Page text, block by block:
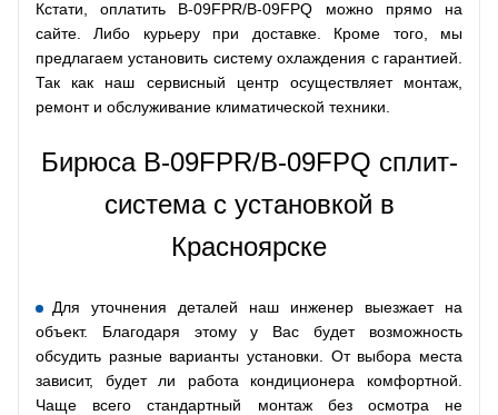
Кстати, оплатить B-09FPR/B-09FPQ можно прямо на
сайте. Либо курьеру при доставке. Кроме того, мы
предлагаем установить систему охлаждения с гарантией.
Так как наш сервисный центр осуществляет монтаж,
ремонт и обслуживание климатической техники.
Бирюса B-09FPR/B-09FPQ сплит-
система с установкой в
Красноярске
Для уточнения деталей наш инженер выезжает на
объект. Благодаря этому у Вас будет возможность
обсудить разные варианты установки. От выбора места
зависит, будет ли работа кондиционера комфортной.
Чаще всего стандартный монтаж без осмотра не